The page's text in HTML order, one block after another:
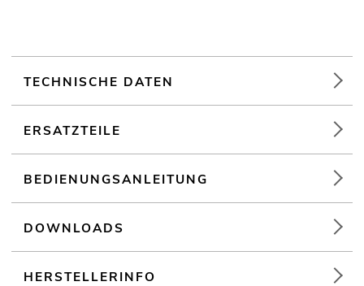
Mobile DJs / Alleinunterhalter; Bühne
Sehr leiser Betrieb
Einsatzmöglichkeit: Fliegend; auf Stativ
TECHNISCHE DATEN
ERSATZTEILE
BEDIENUNGSANLEITUNG
DOWNLOADS
HERSTELLERINFO